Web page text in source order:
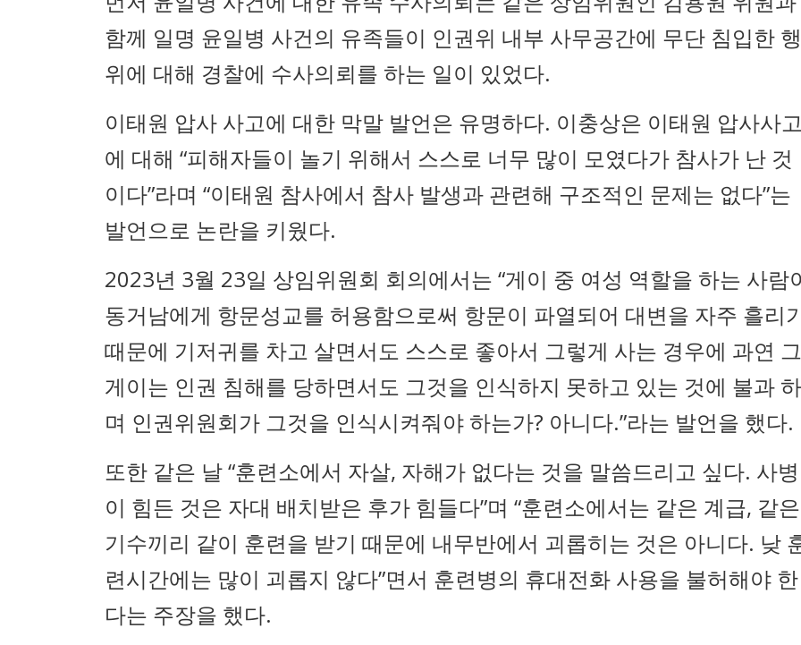
함께 일명 윤일병 사건의 유족들이 인권위 내부 사무공간에 무단 침입한 행
위에 대해 경찰에 수사의뢰를 하는 일이 있었다.
이태원 압사 사고에 대한 막말 발언은 유명하다. 이충상은 이태원 압사사
에 대해 “피해자들이 놀기 위해서 스스로 너무 많이 모였다가 참사가 난 것
이다”라며 “이태원 참사에서 참사 발생과 관련해 구조적인 문제는 없다”는
발언으로 논란을 키웠다.
2023년 3월 23일 상임위원회 회의에서는 “게이 중 여성 역할을 하는 사람
동거남에게 항문성교를 허용함으로써 항문이 파열되어 대변을 자주 흘리
때문에 기저귀를 차고 살면서도 스스로 좋아서 그렇게 사는 경우에 과연 그
게이는 인권 침해를 당하면서도 그것을 인식하지 못하고 있는 것에 불과 하
며 인권위원회가 그것을 인식시켜줘야 하는가? 아니다.”라는 발언을 했다.
또한 같은 날 “훈련소에서 자살, 자해가 없다는 것을 말씀드리고 싶다. 사병
이 힘든 것은 자대 배치받은 후가 힘들다”며 “훈련소에서는 같은 계급, 같은
기수끼리 같이 훈련을 받기 때문에 내무반에서 괴롭히는 것은 아니다. 낮
련시간에는 많이 괴롭지 않다”면서 훈련병의 휴대전화 사용을 불허해야 한
다는 주장을 했다.